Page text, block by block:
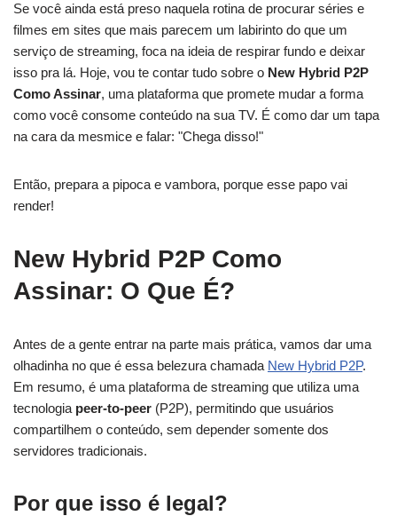
Se você ainda está preso naquela rotina de procurar séries e
filmes em sites que mais parecem um labirinto do que um
serviço de streaming, foca na ideia de respirar fundo e deixar
isso pra lá. Hoje, vou te contar tudo sobre o New Hybrid P2P
Como Assinar, uma plataforma que promete mudar a forma
como você consome conteúdo na sua TV. É como dar um tapa
na cara da mesmice e falar: "Chega disso!"
Então, prepara a pipoca e vambora, porque esse papo vai
render!
New Hybrid P2P Como
Assinar: O Que É?
Antes de a gente entrar na parte mais prática, vamos dar uma
olhadinha no que é essa belezura chamada New Hybrid P2P.
Em resumo, é uma plataforma de streaming que utiliza uma
tecnologia peer-to-peer (P2P), permitindo que usuários
compartilhem o conteúdo, sem depender somente dos
servidores tradicionais.
Por que isso é legal?